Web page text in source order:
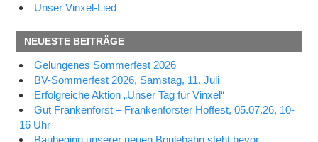
Unser Vinxel-Lied
NEUESTE BEITRÄGE
Gelungenes Sommerfest 2026
BV-Sommerfest 2026, Samstag, 11. Juli
Erfolgreiche Aktion „Unser Tag für Vinxel“
Gut Frankenforst – Frankenforster Hoffest, 05.07.26, 10-
16 Uhr
Baubeginn unserer neuen Boulebahn steht bevor